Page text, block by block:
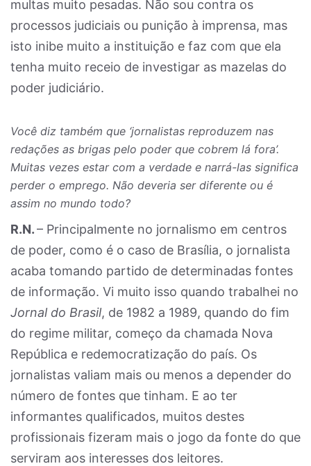
multas muito pesadas. Não sou contra os
processos judiciais ou punição à imprensa, mas
isto inibe muito a instituição e faz com que ela
tenha muito receio de investigar as mazelas do
poder judiciário.
Você diz também que ‘jornalistas reproduzem nas
redações as brigas pelo poder que cobrem lá fora’.
Muitas vezes estar com a verdade e narrá-las significa
perder o emprego. Não deveria ser diferente ou é
assim no mundo todo?
R.N.– Principalmente no jornalismo em centros
de poder, como é o caso de Brasília, o jornalista
acaba tomando partido de determinadas fontes
de informação. Vi muito isso quando trabalhei no
Jornal do Brasil, de 1982 a 1989, quando do fim
do regime militar, começo da chamada Nova
República e redemocratização do país. Os
jornalistas valiam mais ou menos a depender do
número de fontes que tinham. E ao ter
informantes qualificados, muitos destes
profissionais fizeram mais o jogo da fonte do que
serviram aos interesses dos leitores.